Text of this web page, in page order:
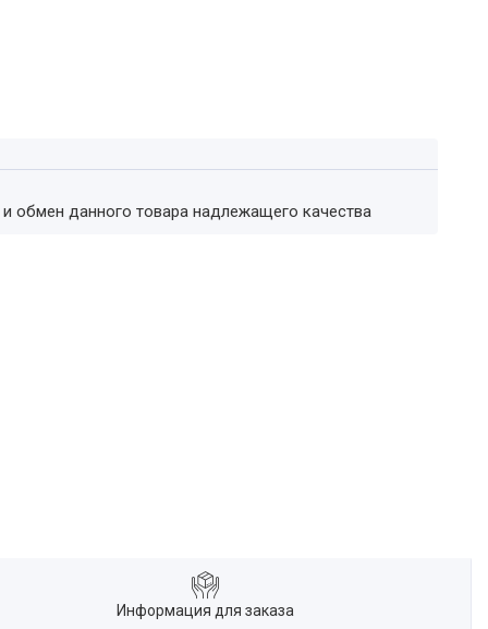
и обмен данного товара надлежащего качества
Информация для заказа